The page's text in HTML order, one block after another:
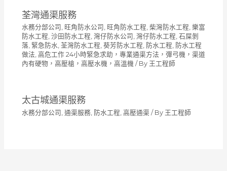
荃灣通渠服務
水務分部公司 , 旺角防水公司 , 旺角防水工程, 柴灣防水工程, 樂富
防水工程, 沙田防水工程, 灣仔防水公司 , 灣仔防水工程, 石屎剝
落, 緊急防水, 荃灣防水工程, 葵芳防水工程, 防水工程, 防水工程
做法, 高危工作 24小時緊急求助，專業通渠方法，彈弓機，渠道
內有硬物，高壓槍，高壓水機，高溫機 / By 王工程師
太古城通渠服務
水務分部公司 通渠服務 防水工程 高壓通渠 / By 王工程師